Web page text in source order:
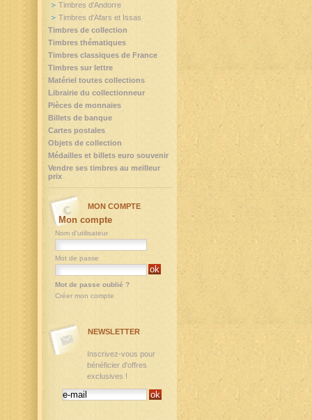
Timbres d'Andorre
Timbres d'Afars et Issas
Timbres de collection
Timbres thématiques
Timbres classiques de France
Timbres sur lettre
Matériel toutes collections
Librairie du collectionneur
Pièces de monnaies
Billets de banque
Cartes postales
Objets de collection
Médailles et billets euro souvenir
Vendre ses timbres au meilleur
prix
MON COMPTE
Mon compte
Nom d'utilisateur
Mot de passe
Mot de passe oublié ?
Créer mon compte
NEWSLETTER
Inscrivez-vous pour
bénéficier d'offres
exclusives !